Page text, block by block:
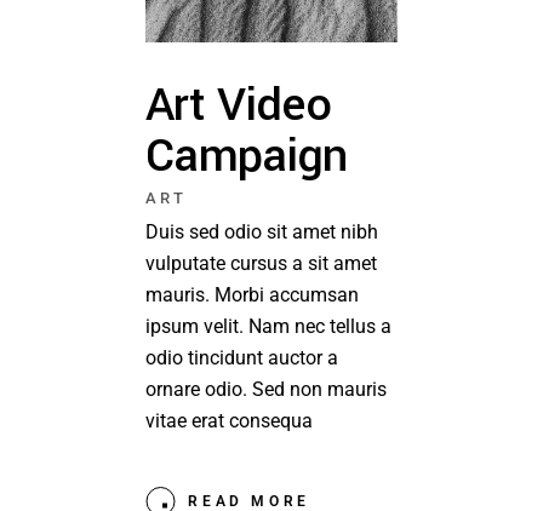
Art Video
Campaign
ART
Duis sed odio sit amet nibh
vulputate cursus a sit amet
mauris. Morbi accumsan
ipsum velit. Nam nec tellus a
odio tincidunt auctor a
ornare odio. Sed non mauris
vitae erat consequa
READ MORE